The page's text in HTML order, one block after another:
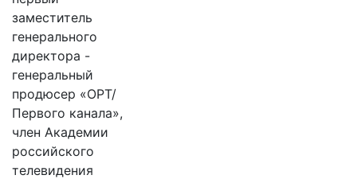
заместитель
генерального
директора -
генеральный
продюсер «ОРТ/
Первого канала»,
член Академии
российского
телевидения